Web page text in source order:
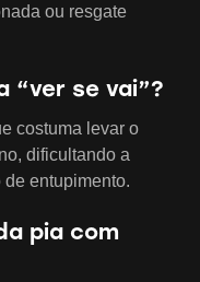
ou resgate
“ver se vai”?
costuma levar o
dificultando a
entupimento.
pia com